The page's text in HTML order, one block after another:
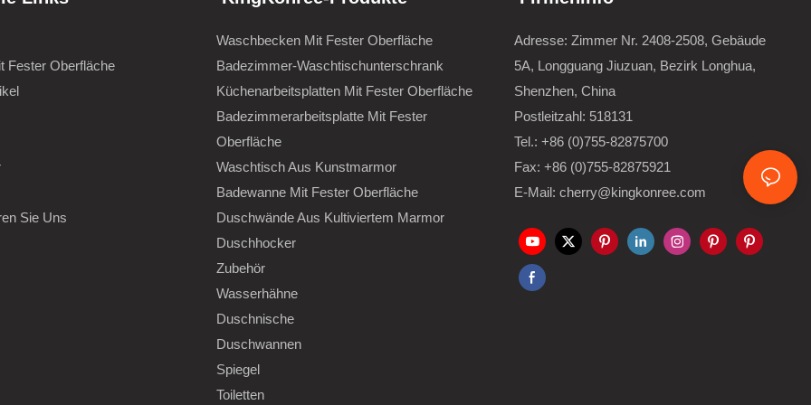
Fester Oberfläche
Sie Uns
Waschbecken Mit Fester Oberfläche
Badezimmer-Waschtischunterschrank
Küchenarbeitsplatten Mit Fester Oberfläche
Badezimmerarbeitsplatte Mit Fester
Oberfläche
Waschtisch Aus Kunstmarmor
Badewanne Mit Fester Oberfläche
Duschwände Aus Kultiviertem Marmor
Duschhocker
Zubehör
Wasserhähne
Duschnische
Duschwannen
Spiegel
Toiletten
Adresse: Zimmer Nr. 2408-2508, Gebäude
5A, Longguang Jiuzuan, Bezirk Longhua,
Shenzhen, China
Postleitzahl: 518131
Tel.: +86 (0)755-82875700
Fax: +86 (0)755-82875921
E-Mail: cherry@kingkonree.com